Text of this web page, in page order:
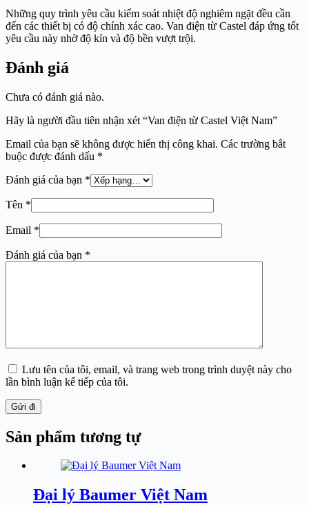
Những quy trình yêu cầu kiểm soát nhiệt độ nghiêm ngặt đều cần
đến các thiết bị có độ chính xác cao. Van điện từ Castel đáp ứng tốt
yêu cầu này nhờ độ kín và độ bền vượt trội.
Đánh giá
Chưa có đánh giá nào.
Hãy là người đầu tiên nhận xét “Van điện từ Castel Việt Nam”
Email của bạn sẽ không được hiển thị công khai. Các trường bắt
buộc được đánh dấu *
Đánh giá của bạn *
Tên *
Email *
Đánh giá của bạn *
Lưu tên của tôi, email, và trang web trong trình duyệt này cho
lần bình luận kế tiếp của tôi.
Gửi đi
Sản phẩm tương tự
Đại lý Baumer Việt Nam